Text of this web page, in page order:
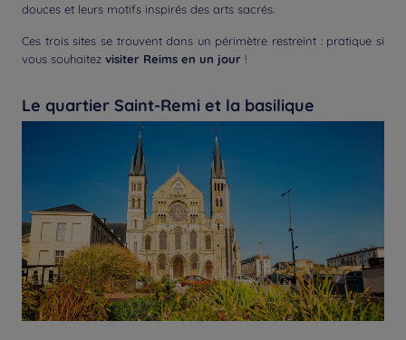
douces et leurs motifs inspirés des arts sacrés.
Ces trois sites se trouvent dans un périmètre restreint : pratique si
vous souhaitez visiter Reims en un jour !
Le quartier Saint-Remi et la basilique